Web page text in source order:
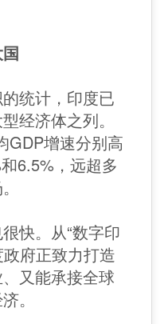
统计，印度已
经济体之列。
GDP增速分别高
6.5%，远超多
快。从“数字印
政府正致力打造
又能承接全球
。